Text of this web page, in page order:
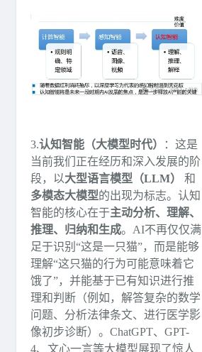
3.认知智能（大模型时代）
：这是
当前我们正在经历和深入发展的阶
段，以大型语言模型（LLM）
和
多模态大模型的出现为标志。认知
智能的核心在于主动分析、理解、
推理、归纳和生成。AI不再仅仅满
足于识别“这是一只猫”，而是能够
理解“这只猫的行为可能意味着它
饿了”，并能基于已有知识进行推
理和判断（例如，解答复杂的数学
问题、分析法律条文、进行医学影
像初步诊断）。ChatGPT、GPT-
4、文心一言等大模型展现了惊人